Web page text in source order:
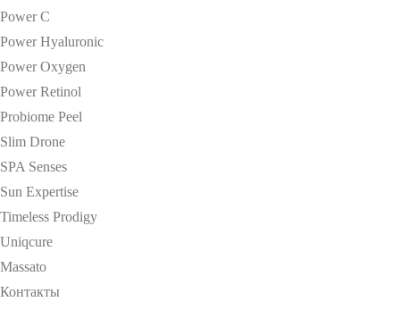
Power C
Power Hyaluronic
Power Oxygen
Power Retinol
Probiome Peel
Slim Drone
SPA Senses
Sun Expertise
Timeless Prodigy
Uniqcure
Massato
Контакты